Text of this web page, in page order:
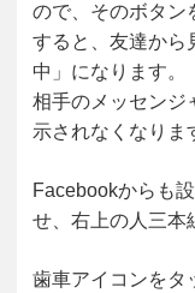
ので、そのボタン
すると、友達から
中」になります。
相手のメッセンジ
示されなくなりま
Facebookからも
せ、右上の人三本
歯車アイコンをタ